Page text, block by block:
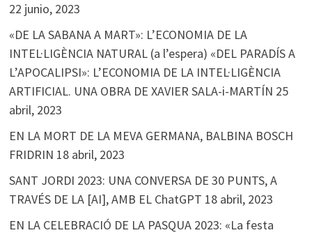
22 junio, 2023
«DE LA SABANA A MART»: L’ECONOMIA DE LA
INTEL·LIGÈNCIA NATURAL (a l’espera) «DEL PARADÍS A
L’APOCALIPSI»: L’ECONOMIA DE LA INTEL·LIGÈNCIA
ARTIFICIAL. UNA OBRA DE XAVIER SALA-i-MARTÍN 25
abril, 2023
EN LA MORT DE LA MEVA GERMANA, BALBINA BOSCH
FRIDRIN 18 abril, 2023
SANT JORDI 2023: UNA CONVERSA DE 30 PUNTS, A
TRAVÉS DE LA [AI], AMB EL ChatGPT 18 abril, 2023
EN LA CELEBRACIÓ DE LA PASQUA 2023: «La festa